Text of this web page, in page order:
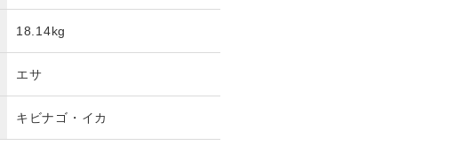
18.14kg
エサ
キビナゴ・イカ